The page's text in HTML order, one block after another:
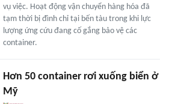
vụ việc. Hoạt động vận chuyển hàng hóa đã
tạm thời bị đình chỉ tại bến tàu trong khi lực
lượng ứng cứu đang cố gắng bảo vệ các
container.
Hơn 50 container rơi xuống biển ở
Mỹ